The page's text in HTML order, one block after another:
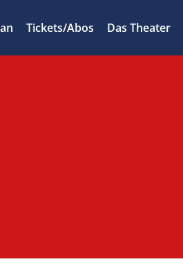
Tickets/Abos Das Theater